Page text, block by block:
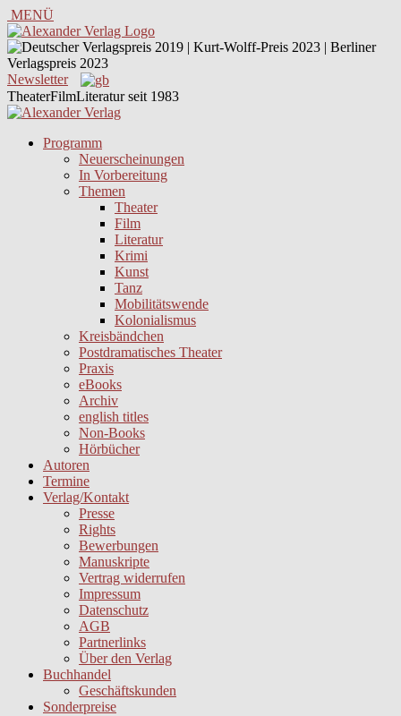
MENÜ
Newsletter
TheaterFilmLiteratur seit 1983
Programm
Neuerscheinungen
In Vorbereitung
Themen
Theater
Film
Literatur
Krimi
Kunst
Tanz
Mobilitätswende
Kolonialismus
Kreisbändchen
Postdramatisches Theater
Praxis
eBooks
Archiv
english titles
Non-Books
Hörbücher
Autoren
Termine
Verlag/Kontakt
Presse
Rights
Bewerbungen
Manuskripte
Vertrag widerrufen
Impressum
Datenschutz
AGB
Partnerlinks
Über den Verlag
Buchhandel
Geschäftskunden
Sonderpreise